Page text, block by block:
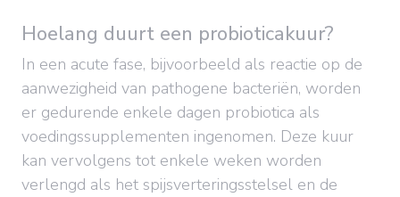
Hoelang duurt een probioticakuur?
In een acute fase, bijvoorbeeld als reactie op de
aanwezigheid van pathogene bacteriën, worden
er gedurende enkele dagen probiotica als
voedingssupplementen ingenomen. Deze kuur
kan vervolgens tot enkele weken worden
verlengd als het spijsverteringsstelsel en de